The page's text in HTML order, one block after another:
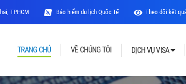
TPHCM Bảo hiểm du lịch Quốc Tế Theo dõi kết
TRANG CHỦ VỀ CHÚNG TÔI DỊCH VỤ VISA